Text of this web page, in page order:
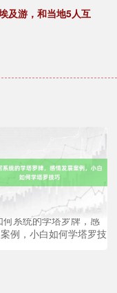
及游，和当地5人互
何系统的学塔罗牌，感
例，小白如何学塔罗技